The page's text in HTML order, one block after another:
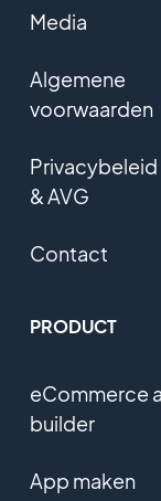
Media
Algemene
voorwaarden
Privacybeleid
& AVG
Contact
PRODUCT
eCommerce
builder
App maken